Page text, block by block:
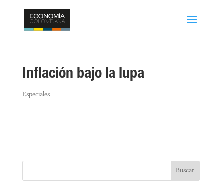
Inflación bajo la lupa
Especiales
Buscar